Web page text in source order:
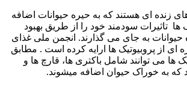
زنده ای هستند که به حیره حیوانات اضافه
ها تاثیرات سودمند خود را از طریق بهبود
حیوانات به جای می گذارند. انجمن ملی غذای
ای از پروبیوتیک ها ارایه کرده است . مطابق
ها می توانند شامل باکتری ها، قارچ ها و
که به خوراک حیوان اضافه میشوند.